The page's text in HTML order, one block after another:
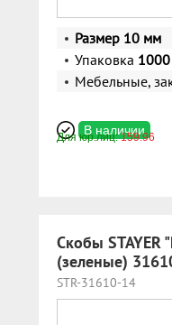
Размер 10 мм
Упаковка
Мебельные,
В наличии
Для юр.лиц:159.96
Скобы STAYER
(зеленые)
STR-31610-14